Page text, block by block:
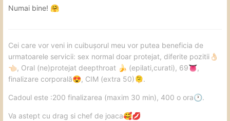
si se comporta ca si cum as fi fost iubitul ei.. tratamentul
Sărutări din plin așa cum i-mi plac si un sex pe măsura
gingaș si sălbatic in același timp.
in fapt asta si caută cred un bărbat .. dorința aceee
carnala , pofta senzuala … bat-o vina ..
cred ca am o slăbiciune care ea știe cum sa o astâmpere
Numai bine! 🤗
Cei care vor veni in cuibușorul meu vor putea beneficia de
urmatoarele servicii: sex normal doar protejat, diferite pozitii👌🏻
👈🏻, Oral (ne)protejat deepthroat 🍌 (epilati,curati), 69👅,
finalizare corporală😍, CIM (extra 50)🫠.
Cadoul este :200 finalizarea (maxim 30 min), 400 o ora🕐.
Va astept cu drag si chef de joaca🥰💋